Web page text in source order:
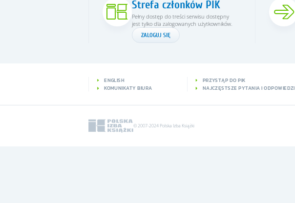
Strefa członków PIK
Pełny dostęp do treści serwisu dostępny
jest tylko dla zalogowanych użytkowników.
ZALOGUJ SIĘ
ENGLISH
KOMUNIKATY BIURA
PRZYSTĄP DO PIK
NAJCZĘSTSZE PYTANIA I ODPOWIEDZI
© 2007-2024 Polska Izba Książki